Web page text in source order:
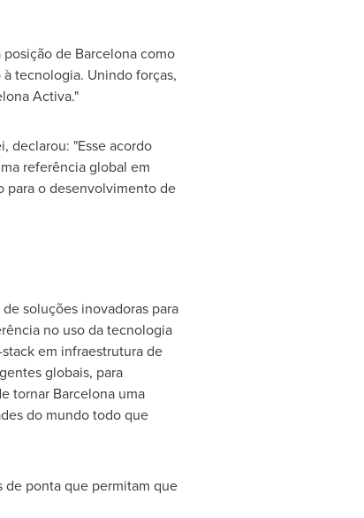
posição de Barcelonacomo
tecnologia. Unindo forças,
Activa."
declarou: "Esse acordo
referência global em
para o desenvolvimento de
soluções inovadoras para
no uso da tecnologia
em infraestrutura de
globais, para
tornar Barcelonauma
do mundo todo que
de ponta que permitam que